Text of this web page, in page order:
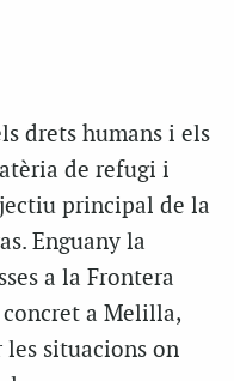
drets humans i els
de refugi i
principal de la
Enguany la
a la Frontera
concret a Melilla,
situacions on